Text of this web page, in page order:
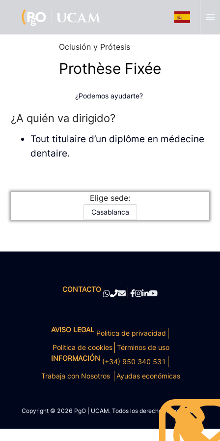
menu
Oclusión y Prótesis
Prothèse Fixée
¿Podemos ayudarte?
¿A quién va dirigido?
Tout titulaire d’un diplôme en médecine
dentaire.
Elige sede:
Casablanca
CONTACTO
AVISO LEGAL Politica de privacidad
Politica de cookies Términos de uso
INFORMACIÓN (+34) 950 340 531
Trabaja con Nosotros
Ayudas económicas
Copyright © 2026 PgO | UCAM. Todos los derechos reservados.